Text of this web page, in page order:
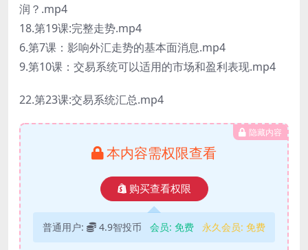
润？.mp4
18.第19课:完整走势.mp4
6.第7课：影响外汇走势的基本面消息.mp4
9.第10课：交易系统可以适用的市场和盈利表现.mp4
22.第23课:交易系统汇总.mp4
隐藏内容
本内容需权限查看
购买查看权限
普通用户: 4.9智投币 会员: 免费 永久会员: 免费